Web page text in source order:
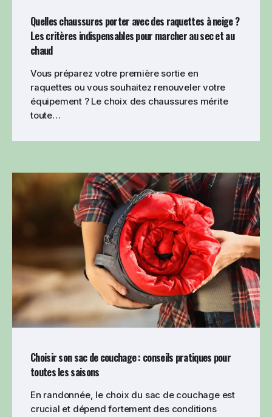
Quelles chaussures porter avec des raquettes à neige ?
Les critères indispensables pour marcher au sec et au
chaud
Vous préparez votre première sortie en
raquettes ou vous souhaitez renouveler votre
équipement ? Le choix des chaussures mérite
toute…
Choisir son sac de couchage : conseils pratiques pour
toutes les saisons
En randonnée, le choix du sac de couchage est
crucial et dépend fortement des conditions